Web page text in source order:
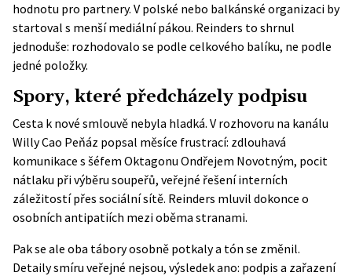
hodnotu pro partnery. V polské nebo balkánské organizaci by
startoval s menší mediální pákou. Reinders to shrnul
jednoduše: rozhodovalo se podle celkového balíku, ne podle
jedné položky.
Spory, které předcházely podpisu
Cesta k nové smlouvě nebyla hladká. V rozhovoru na kanálu
Willy Cao Peňáz popsal měsíce frustrací: zdlouhavá
komunikace s šéfem Oktagonu Ondřejem Novotným, pocit
nátlaku při výběru soupeřů, veřejné řešení interních
záležitostí přes sociální sítě. Reinders mluvil dokonce o
osobních antipatiích mezi oběma stranami.
Pak se ale oba tábory osobně potkaly a tón se změnil.
Detaily smíru veřejné nejsou, výsledek ano: podpis a zařazení